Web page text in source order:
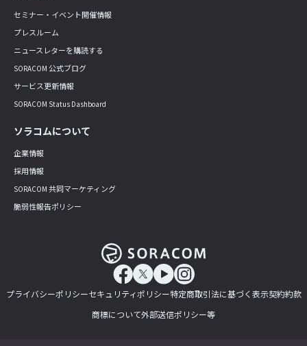
セミナー・イベント開催情報
プレスルーム
ニュースレターを購読する
SORACOM 公式ブログ
サービス更新情報
SORACOM Status Dashboard
ソラコムについて
企業情報
採用情報
SORACOM 共同マーケティング
脆弱性報告ポリシー
プライバシーポリシーセキュリティポリシー特定商取引法に基づく表示契約約款
商標について外部送信ポリシー等